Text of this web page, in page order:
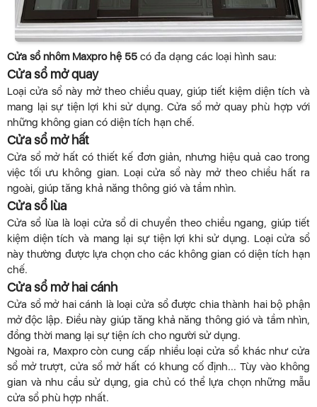
Cửa sổ nhôm Maxpro hệ 55 có đa dạng các loại hình sau:
Cửa sổ mở quay
Loại cửa sổ này mở theo chiều quay, giúp tiết kiệm diện tích và
mang lại sự tiện lợi khi sử dụng. Cửa sổ mở quay phù hợp với
những không gian có diện tích hạn chế.
Cửa sổ mở hất
Cửa sổ mở hất có thiết kế đơn giản, nhưng hiệu quả cao trong
việc tối ưu không gian. Loại cửa sổ này mở theo chiều hất ra
ngoài, giúp tăng khả năng thông gió và tầm nhìn.
Cửa sổ lùa
Cửa sổ lùa là loại cửa sổ di chuyển theo chiều ngang, giúp tiết
kiệm diện tích và mang lại sự tiện lợi khi sử dụng. Loại cửa sổ
này thường được lựa chọn cho các không gian có diện tích hạn
chế.
Cửa sổ mở hai cánh
Cửa sổ mở hai cánh là loại cửa sổ được chia thành hai bộ phận
mở độc lập. Điều này giúp tăng khả năng thông gió và tầm nhìn,
đồng thời mang lại sự tiện ích cho người sử dụng.
Ngoài ra, Maxpro còn cung cấp nhiều loại cửa sổ khác như cửa
sổ mở trượt, cửa sổ mở hất có khung cố định... Tùy vào không
gian và nhu cầu sử dụng, gia chủ có thể lựa chọn những mẫu
cửa sổ phù hợp nhất.